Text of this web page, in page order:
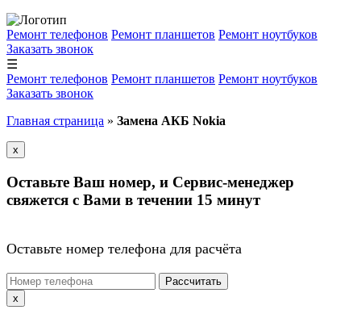
Ремонт телефонов Ремонт планшетов Ремонт ноутбуков
Заказать звонок
☰
Ремонт телефонов Ремонт планшетов Ремонт ноутбуков
Заказать звонок
Главная страница » Замена АКБ Nokia
x
Оставьте Ваш номер, и Сервис-менеджер
свяжется с Вами в течении 15 минут
Оставьте номер телефона для расчёта
Рассчитать
x